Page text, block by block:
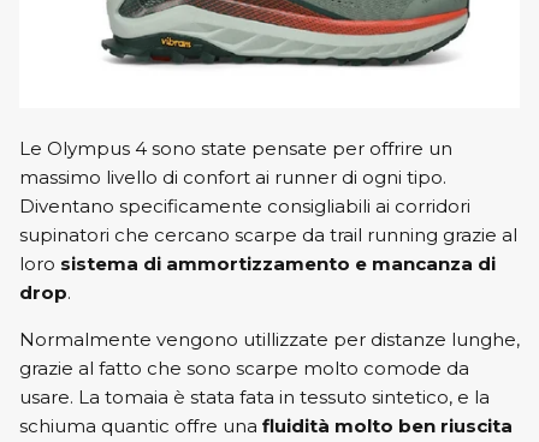
Le Olympus 4 sono state pensate per offrire un
massimo livello di confort ai runner di ogni tipo.
Diventano specificamente consigliabili ai corridori
supinatori che cercano scarpe da trail running grazie al
loro sistema di ammortizzamento e mancanza di
drop.
Normalmente vengono utillizzate per distanze lunghe,
grazie al fatto che sono scarpe molto comode da
usare. La tomaia è stata fata in tessuto sintetico, e la
schiuma quantic offre una fluidità molto ben riuscita